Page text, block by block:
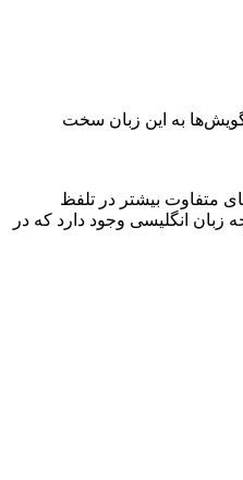
مردم با انواع گویش‌ها به این زبان سخت
متفاوت بیشتر در تلفظ
تفاوت دارند. لهجه‌های زبان انگلیسی بسیار متفاوت و البته متنوع هستند که در کشور‌ها و مناطق مختلف و انگلیسی زبان به آن‌ها صحبت می‌شوند. حدود 16 لهجه زبان انگلیسی وجود دارد که در